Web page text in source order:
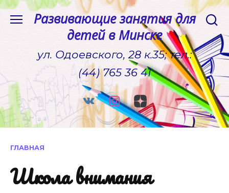
Перейти
Развивающие занятия для
детей в Минске
ул. Одоевского, 28 к.35; тел.:
(44) 765 36 41
ГЛАВНАЯ
Школа внимания